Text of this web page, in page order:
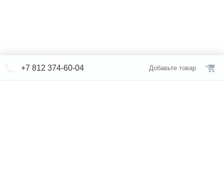
+7 812 374-60-04 Добавьте товар